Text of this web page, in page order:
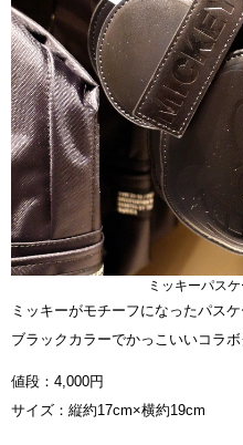
ミッキーパス
ミッキーがモチーフになったパスケ
ブラックカラーでかっこいいコラ
値段：4,000円
サイズ：縦約17cm×横約19cm